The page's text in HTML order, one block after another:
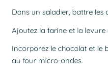
Dans un saladier, battre les
Ajoutez la farine et la levure
Incorporez le chocolat et le
au four micro-ondes.